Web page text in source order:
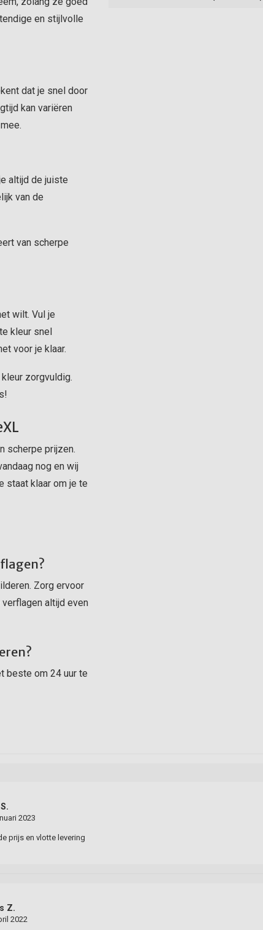
en stijlvolle
dat je snel door
kan variëren
altijd de juiste
van de
van scherpe
wilt. Vul je
kleur snel
voor je klaar.
zorgvuldig.
scherpe prijzen.
nog en wij
staat klaar om je te
Zorg ervoor
altijd even
beste om 24 uur te
2023
prijs en vlotte levering
Z.
2022